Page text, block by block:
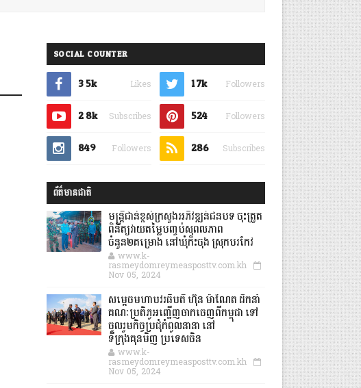
SOCIAL COUNTER
3.5k Likes 1.7k Followers
2.8k Subscribes 524 Followers
849 Followers 286 Subscribes
ព័ត៌មានជាតិ
មន្ត្រីជាន់ខ្ពស់ក្រសួងអភិវឌ្ឍន៍ជនបទ ចុះត្រួត
ពិនិត្យវាយតម្លៃបញ្ចប់សុពលភាព
ចំនួន២គម្រោង នៅឃុំកិះចុង ស្រុកបរកែវ
www.k-
rasmeydomreymeasposttv.com.kh
Nov 05, 2024
សម្តេចមហាបវរធិបតី ហ៊ុន ម៉ាណែត ដឹកនាំ
គណៈប្រតិភូអញ្ជើញចាកចេញពីកម្ពុជា ទៅ
ចូលរួមកិច្ចប្រជុំកំពូលនានា នៅ
ទីក្រុងគុនមិញ ប្រទេសចិន
www.k-
rasmeydomreymeasposttv.com.kh
Nov 05, 2024